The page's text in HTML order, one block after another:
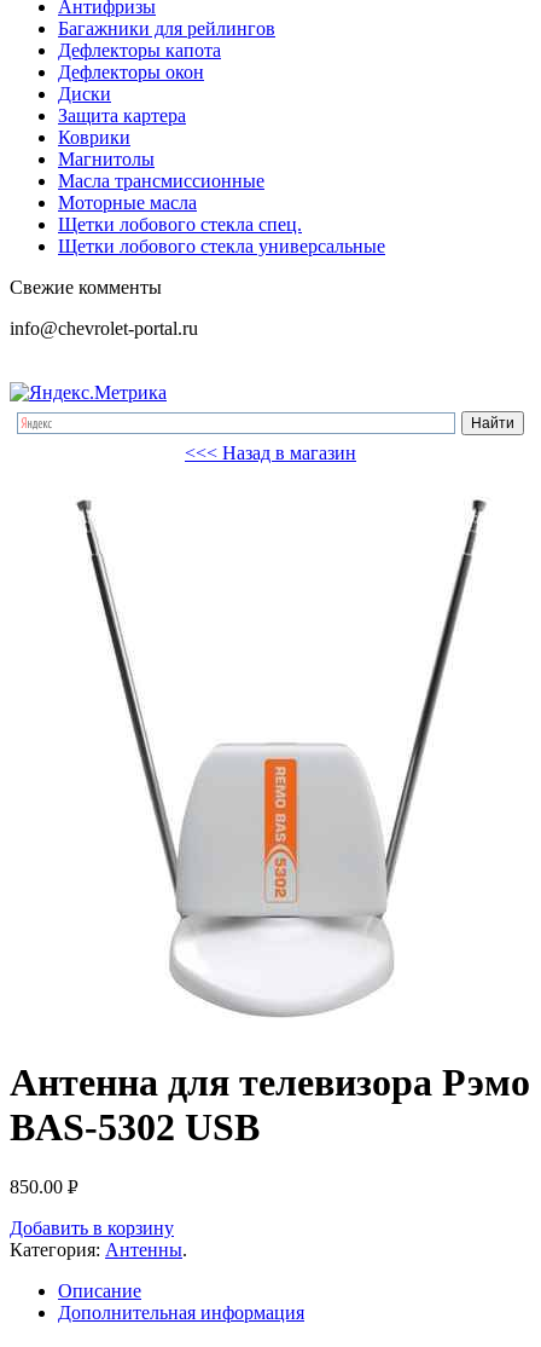
Антифризы
Багажники для рейлингов
Дефлекторы капота
Дефлекторы окон
Диски
Защита картера
Коврики
Магнитолы
Масла трансмиссионные
Моторные масла
Щетки лобового стекла спец.
Щетки лобового стекла универсальные
Свежие комменты
info@chevrolet-portal.ru
<<< Назад в магазин
Антенна для телевизора Рэмо
BAS-5302 USB
850.00 Р
Добавить в корзину
Категория: Антенны.
Описание
Дополнительная информация